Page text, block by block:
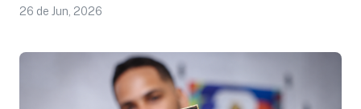
26 de Jun, 2026